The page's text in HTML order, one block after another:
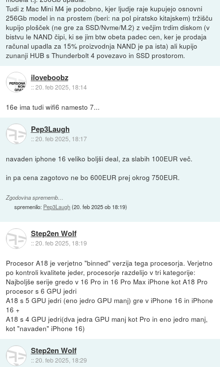
Tudi z Mac Mini M4 je podobno, kjer ljudje raje kupujejo osnovni
256Gb model in na prostem (beri: na pol piratsko kitajskem) tržišču
kupijo plošček (ne gre za SSD/Nvme/M.2) z večjim trdim diskom (v
bistvu le NAND čipi, ki se jim btw obeta padec cen, ker je prodaja
računal upadla za 15% proizvodnja NAND je pa ista) ali kupijo
zunanji HUB s Thunderbolt 4 povezavo in SSD prostorom.
iloveboobz
::20. feb 2025, 18:14
16e ima tudi wifi6 namesto 7...
Pep3Laugh
::20. feb 2025, 18:17
navaden iphone 16 veliko boljši deal, za slabih 100EUR več.
in pa cena zagotovo ne bo 600EUR prej okrog 750EUR.
Zgodovina sprememb…
spremenilo: Pep3Laugh(20. feb 2025 ob 18:19)
Step2en Wolf
::20. feb 2025, 18:19
Procesor A18 je verjetno "binned" verzija tega procesorja. Verjetno
po kontroli kvalitete jeder, procesorje razdelijo v tri kategorije:
Najboljše serije gredo v 16 Pro in 16 Pro Max iPhone kot A18 Pro
procesor s 6 GPU jedri
A18 s 5 GPU jedri (eno jedro GPU manj) gre v iPhone 16 in iPhone
16 +
A18 s 4 GPU jedri(dva jedra GPU manj kot Pro in eno jedro manj,
kot "navaden" iPhone 16)
Step2en Wolf
::20. feb 2025, 18:29